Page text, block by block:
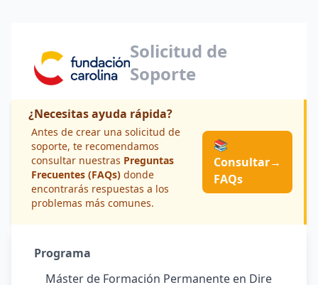
Solicitud de
Soporte
¿Necesitas ayuda rápida?
Antes de crear una solicitud de
soporte, te recomendamos
consultar nuestras Preguntas
Frecuentes (FAQs) donde
encontrarás respuestas a los
problemas más comunes.
📚
Consultar
FAQs
→
Programa